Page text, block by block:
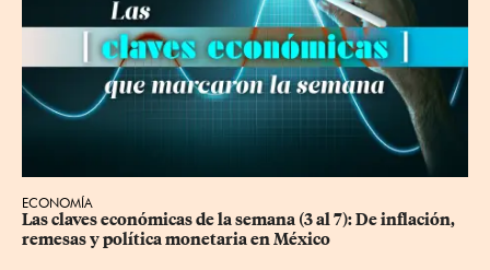
ECONOMÍA
Las claves económicas de la semana (3 al 7): De inflación,
remesas y política monetaria en México